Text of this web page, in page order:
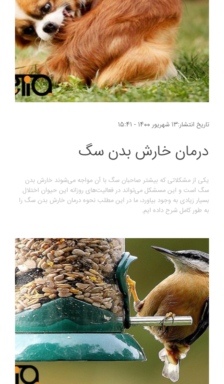
تاریخ انتشار:13 شهریور 1400 - 15:41
درمان خارش بدن سگ
یکی از مشکلاتی که بیشتر صاحبان سگ با آن مواجه می‌شوند خارش بدن
سگ است و این مسشکل می‌تواند در فعالیت‌‎های روزانه این حیوان اختلال
بسیار زیادی به وجود بیاورد، ما در این مطلب نحوه درمان خارش بدن سگ را
به طور کامل شرح داده ایم.